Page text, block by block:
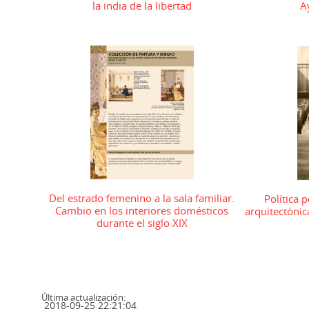
la india de la libertad
Del estrado femenino a la sala familiar.
Cambio en los interiores domésticos
durante el siglo XIX
Política
Última actualización:
2018-09-25 22:21:04